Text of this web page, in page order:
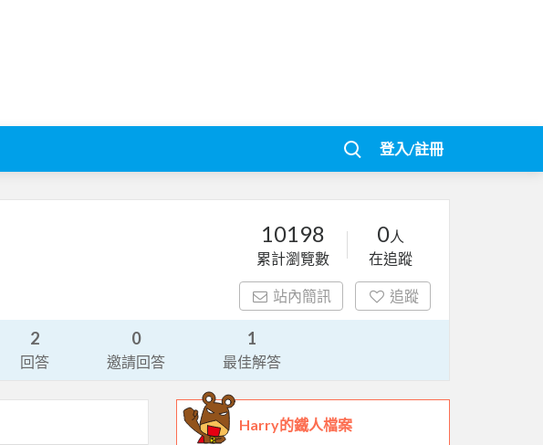
登入/註冊
10198
累計瀏覽數
0人
在追蹤
站內簡訊 追蹤
2
回答
0
邀請回答
1
最佳解答
Harry的鐵人檔案